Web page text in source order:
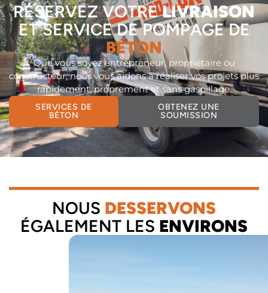
RÉSERVEZ VOTRELIVRAISON
ET SERVICE DE POMPAGE DE
BÉTON
Que vous soyez entrepreneur, propriétaire ou
constructeur, nous vous aidons à réaliser vos projets plus
rapidement, proprement et sans gaspillage.
SERVICES DE
BÉTON
OBTENEZ UNE
SOUMISSION
NOUS DESSERVONS
ÉGALEMENT LES ENVIRONS